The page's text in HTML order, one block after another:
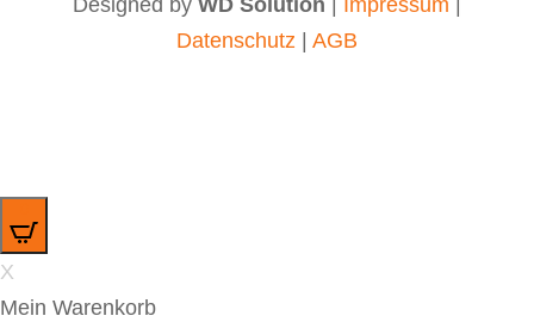
Designed by WD Solution Impressum
Datenschutz| AGB
X
Mein Warenkorb